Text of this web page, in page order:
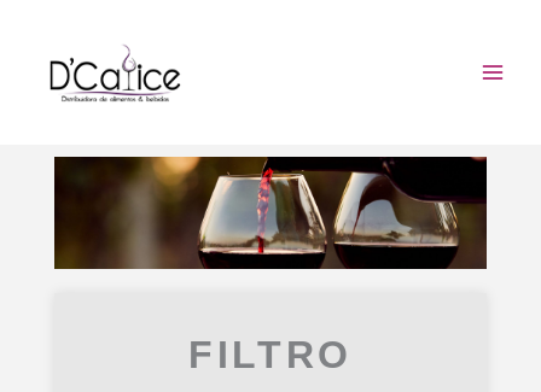
conteúdo
FILTRO